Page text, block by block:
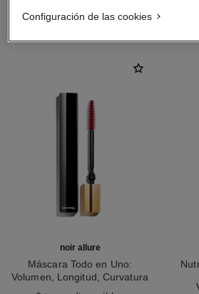
LA COMBINACIÓN
noir allure
Máscara Todo en Uno:
Volumen, Longitud, Curvatura
Configuración de las cookies